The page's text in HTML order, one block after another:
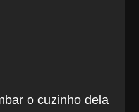
o cuzinho dela